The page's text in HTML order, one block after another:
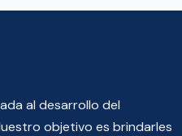
al desarrollo del
objetivo es brindarles